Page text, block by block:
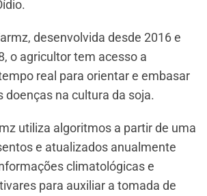
desenvolvida desde 2016 e
o agricultor tem acesso a
real para orientar e embasar
doenças na cultura da soja.
utiliza algoritmos a partir de uma
e atualizados anualmente
climatológicas e
para auxiliar a tomada de